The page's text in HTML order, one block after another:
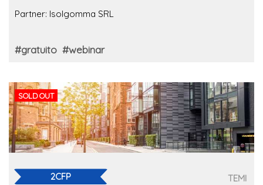
Partner: Isolgomma SRL
#gratuito #webinar
SOLD OUT
2CFP TEMI